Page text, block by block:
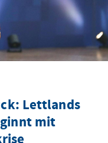
Lettlands
mit